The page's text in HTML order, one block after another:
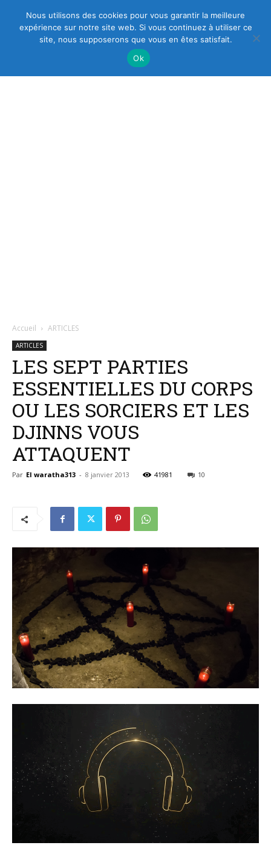
Accueil ARTICLES
ARTICLES
LES SEPT PARTIES
ESSENTIELLES DU CORPS
OU LES SORCIERS ET LES
DJINNS VOUS
ATTAQUENT
Par El waratha313 - 8 janvier 2013 41981 10
Nous utilisons des cookies pour vous garantir la meilleure
expérience sur notre site web. Si vous continuez à utiliser ce
site, nous supposerons que vous en êtes satisfait.
Ok